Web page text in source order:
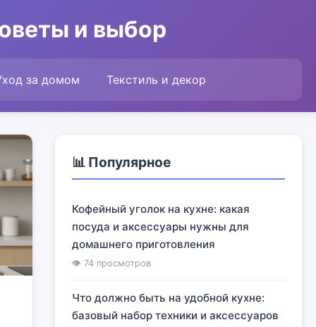
и выбор
за домом Текстиль и декор
📊 Популярное
Кофейный уголок на кухне: какая
посуда и аксессуары нужны для
домашнего приготовления
👁 74 просмотров
Что должно быть на удобной кухне:
базовый набор техники и аксессуаров